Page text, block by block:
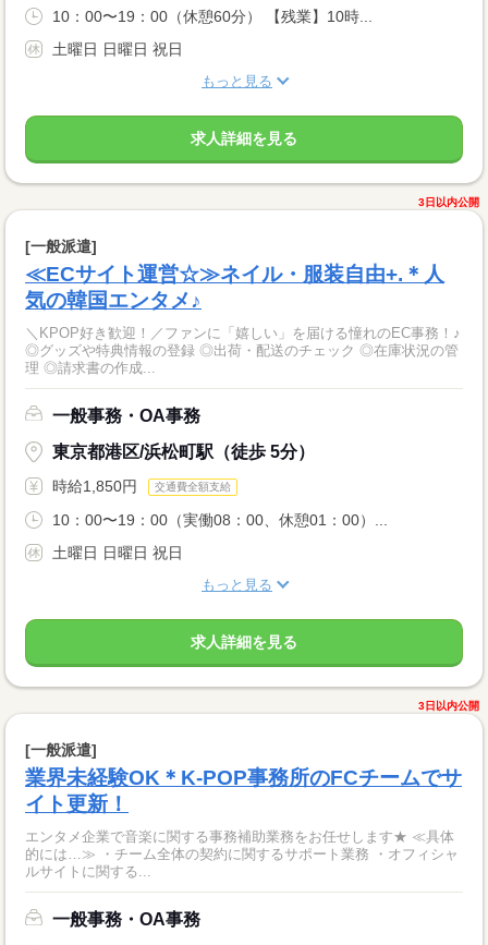
10：00〜19：00（休憩60分） 【残業】10時...
土曜日 日曜日 祝日
もっと見る
求人詳細を見る
3日以内公開
[一般派遣]
≪ECサイト運営☆≫ネイル・服装自由+.＊人
気の韓国エンタメ♪
＼KPOP好き歓迎！／ファンに「嬉しい」を届ける憧れのEC事務！♪
◎グッズや特典情報の登録 ◎出荷・配送のチェック ◎在庫状況の管
理 ◎請求書の作成...
一般事務・OA事務
東京都港区/浜松町駅（徒歩 5分）
時給1,850円 交通費全額支給
10：00〜19：00（実働08：00、休憩01：00）...
土曜日 日曜日 祝日
もっと見る
求人詳細を見る
3日以内公開
[一般派遣]
業界未経験OK＊K-POP事務所のFCチームでサ
イト更新！
エンタメ企業で音楽に関する事務補助業務をお任せします★ ≪具体
的には…≫ ・チーム全体の契約に関するサポート業務 ・オフィシャ
ルサイトに関する...
一般事務・OA事務